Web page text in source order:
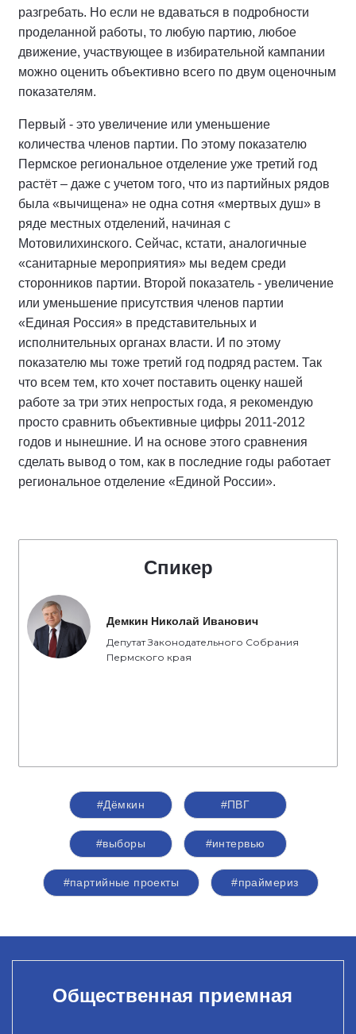
разгребать. Но если не вдаваться в подробности
проделанной работы, то любую партию, любое
движение, участвующее в избирательной кампании
можно оценить объективно всего по двум оценочным
показателям.
Первый - это увеличение или уменьшение
количества членов партии. По этому показателю
Пермское региональное отделение уже третий год
растёт – даже с учетом того, что из партийных рядов
была «вычищена» не одна сотня «мертвых душ» в
ряде местных отделений, начиная с
Мотовилихинского. Сейчас, кстати, аналогичные
«санитарные мероприятия» мы ведем среди
сторонников партии. Второй показатель - увеличение
или уменьшение присутствия членов партии
«Единая Россия» в представительных и
исполнительных органах власти. И по этому
показателю мы тоже третий год подряд растем. Так
что всем тем, кто хочет поставить оценку нашей
работе за три этих непростых года, я рекомендую
просто сравнить объективные цифры 2011-2012
годов и нынешние. И на основе этого сравнения
сделать вывод о том, как в последние годы работает
региональное отделение «Единой России».
Спикер
Демкин Николай Иванович
Депутат Законодательного Собрания
Пермского края
#Дёмкин #ПВГ
#выборы #интервью
#партийные проекты #праймериз
Общественная приемная